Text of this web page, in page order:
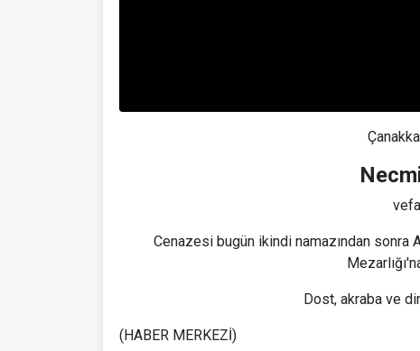
Cenazesi bugün ikindi namazından sonra
Dost, akraba ve
(HABER MERKEZİ)